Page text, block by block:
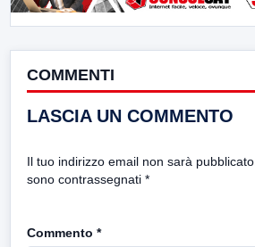
COMMENTI
LASCIA UN COMMENTO
Il tuo indirizzo email non sarà pubblicato.
sono contrassegnati *
Commento *